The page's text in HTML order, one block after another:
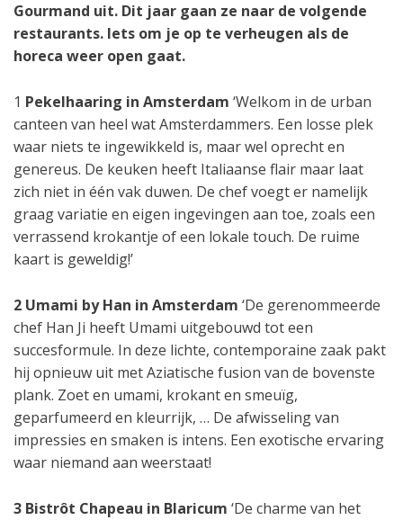
Gourmand uit. Dit jaar gaan ze naar de volgende
restaurants. Iets om je op te verheugen als de
horeca weer open gaat.
1 Pekelhaaring in Amsterdam ‘Welkom in de urban
canteen van heel wat Amsterdammers. Een losse plek
waar niets te ingewikkeld is, maar wel oprecht en
genereus. De keuken heeft Italiaanse flair maar laat
zich niet in één vak duwen. De chef voegt er namelijk
graag variatie en eigen ingevingen aan toe, zoals een
verrassend krokantje of een lokale touch. De ruime
kaart is geweldig!’
2 Umami by Han in Amsterdam ‘De gerenommeerde
chef Han Ji heeft Umami uitgebouwd tot een
succesformule. In deze lichte, contemporaine zaak pakt
hij opnieuw uit met Aziatische fusion van de bovenste
plank. Zoet en umami, krokant en smeuïg,
geparfumeerd en kleurrijk, … De afwisseling van
impressies en smaken is intens. Een exotische ervaring
waar niemand aan weerstaat!
3 Bistrôt Chapeau in Blaricum ‘De charme van het